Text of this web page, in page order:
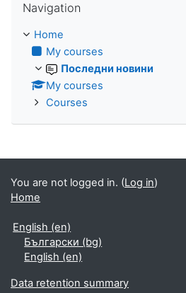
Navigation
Home
My courses
Последни новини
My courses
Courses
You are not logged in. (Log in)
Home
English ‎(en)‎
Български ‎(bg)‎
English ‎(en)‎
Data retention summary